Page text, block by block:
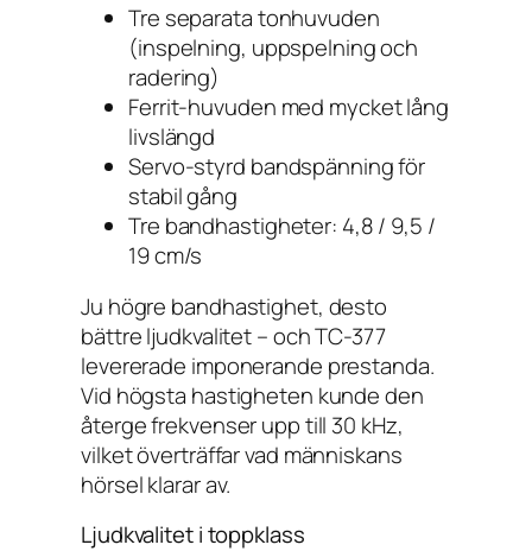
Tre separata tonhuvuden
(inspelning, uppspelning och
radering)
Ferrit-huvuden med mycket lång
livslängd
Servo-styrd bandspänning för
stabil gång
Tre bandhastigheter: 4,8 / 9,5 /
19 cm/s
Ju högre bandhastighet, desto
bättre ljudkvalitet – och TC-377
levererade imponerande prestanda.
Vid högsta hastigheten kunde den
återge frekvenser upp till 30 kHz,
vilket överträffar vad människans
hörsel klarar av.
Ljudkvalitet i toppklass